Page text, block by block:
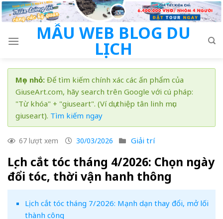
Skip
to
MẪU WEB BLOG DU
LỊCH
Mẹo nhỏ: Để tìm kiếm chính xác các ấn phẩm của
GiuseArt.com, hãy search trên Google với cú pháp:
"Từ khóa" + "giuseart". (Ví dụ: thiệp tân linh mục
giuseart). Tìm kiếm ngay
67 lượt xem 30/03/2026 Giải trí
Lịch cắt tóc tháng 4/2026: Chọn ngày
đổi tóc, thời vận hanh thông
Lịch cắt tóc tháng 7/2026: Mạnh dạn thay đổi, mở lối
thành công